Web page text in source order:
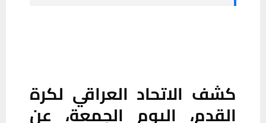
كشف الاتحاد العراقي لكرة
القدم، اليوم الجمعة، عن